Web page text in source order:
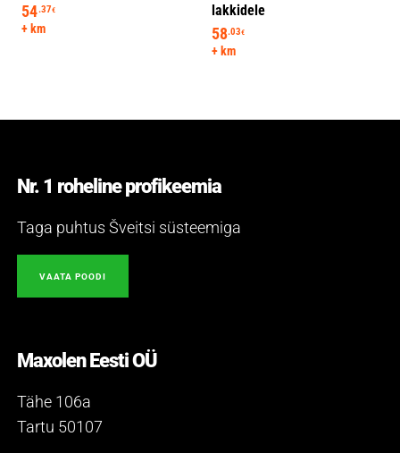
54.37€
+ km
lakkidele
58.03€
+ km
Nr. 1 roheline profikeemia
Taga puhtus Šveitsi süsteemiga
VAATA POODI
Maxolen Eesti OÜ
Tähe 106a
Tartu 50107